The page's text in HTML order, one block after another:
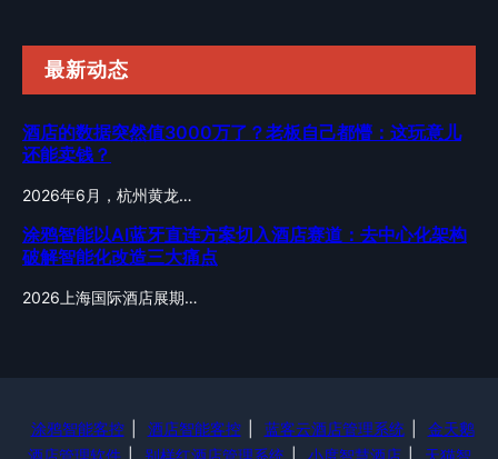
最新动态
酒店的数据突然值3000万了？老板自己都懵：这玩意儿
还能卖钱？
2026年6月，杭州黄龙…
涂鸦智能以AI蓝牙直连方案切入酒店赛道：去中心化架构
破解智能化改造三大痛点
2026上海国际酒店展期…
涂鸦智能客控 酒店智能客控 蓝客云酒店管理系统
金天鹅
酒店管理软件
别样红酒店管理系统 小度智慧酒店
天猫智